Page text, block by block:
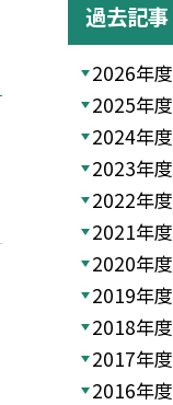
過去記事
2026年度
2025年度
2024年度
2023年度
2022年度
2021年度
2020年度
2019年度
2018年度
2017年度
2016年度